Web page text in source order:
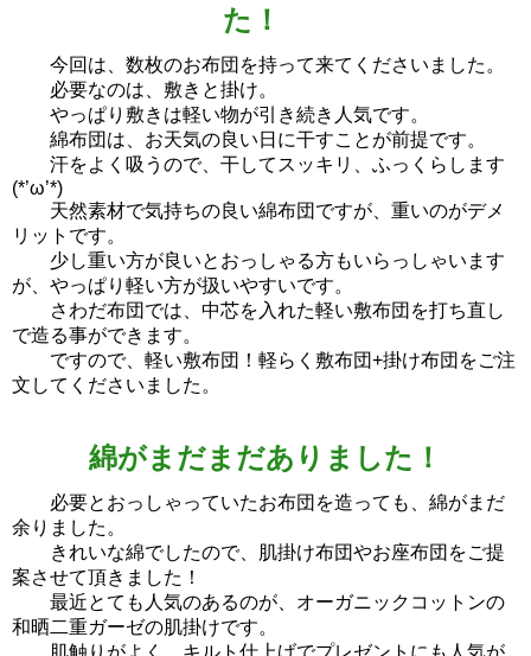
た！
今回は、数枚のお布団を持って来てくださいました。
必要なのは、敷きと掛け。
やっぱり敷きは軽い物が引き続き人気です。
綿布団は、お天気の良い日に干すことが前提です。
汗をよく吸うので、干してスッキリ、ふっくらします
(*’ω’*)
天然素材で気持ちの良い綿布団ですが、重いのがデメ
リットです。
少し重い方が良いとおっしゃる方もいらっしゃいます
が、やっぱり軽い方が扱いやすいです。
さわだ布団では、中芯を入れた軽い敷布団を打ち直し
で造る事ができます。
ですので、軽い敷布団！軽らく敷布団+掛け布団をご注
文してくださいました。
綿がまだまだありました！
必要とおっしゃっていたお布団を造っても、綿がまだ
余りました。
きれいな綿でしたので、肌掛け布団やお座布団をご提
案させて頂きました！
最近とても人気のあるのが、オーガニックコットンの
和晒二重ガーゼの肌掛けです。